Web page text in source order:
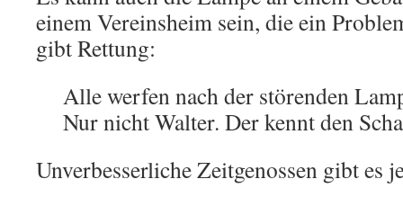
einem Vereinsheim sein, die ein
gibt Rettung:
Alle werfen nach der störenden
Nur nicht Walter. Der kennt den
Unverbesserliche Zeitgenossen gibt es